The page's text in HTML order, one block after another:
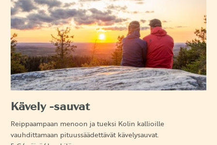
Kävely -sauvat
Reippaampaan menoon ja tueksi Kolin kallioille
vauhdittamaan pituussäädettävät kävelysauvat.